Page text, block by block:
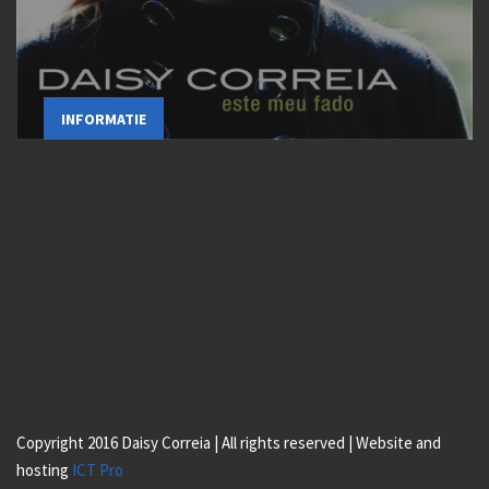
INFORMATIE
Copyright 2016 Daisy Correia | All rights reserved | Website and
hosting ICT Pro